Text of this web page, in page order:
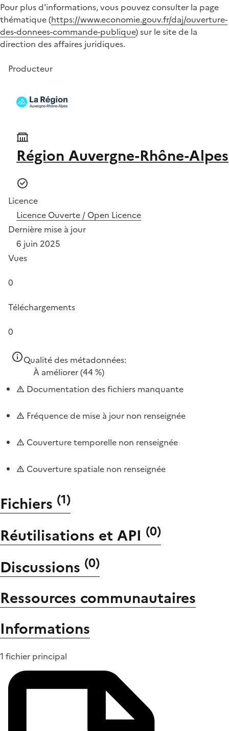
Pour plus d'informations, vous pouvez consulter la page
thématique (https://www.economie.gouv.fr/daj/ouverture-
des-donnees-commande-publique) sur le site de la
direction des affaires juridiques.
Producteur
Région Auvergne-Rhône-Alpes
Licence
Licence Ouverte / Open Licence
Dernière mise à jour
6 juin 2025
Vues
0
Téléchargements
0
Qualité des métadonnées:
À améliorer(44 %)
Documentation des fichiers manquante
Fréquence de mise à jour non renseignée
Couverture temporelle non renseignée
Couverture spatiale non renseignée
Fichiers (1)
Réutilisations et API (0)
Discussions (0)
Ressources communautaires
Informations
1 fichier principal